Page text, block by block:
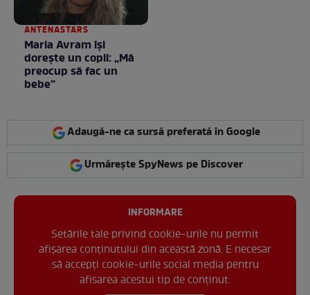
ANTENASTARS
Maria Avram își
dorește un copil: „Mă
preocup să fac un
bebe”
Adaugă-ne ca sursă preferată în Google
Urmărește SpyNews pe Discover
INFORMARE
Setările tale privind cookie-urile nu permit
afișarea conținutului din această zonă. E necesar
să accepți cookie-urile social media pentru
afisarea acestui tip de conținut.